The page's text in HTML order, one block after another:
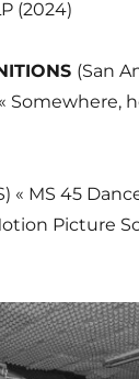
(2024)
(San
Somewhere,
« MS 45
Picture